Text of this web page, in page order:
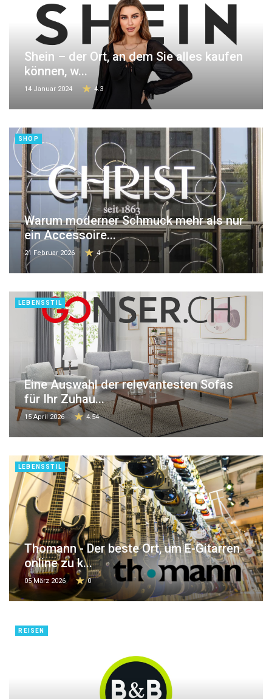
Shein – der Ort, an dem Sie alles kaufen
können, w...
14 Januar 2024 4.3
SHOP
Warum moderner Schmuck mehr als nur
ein Accessoire...
21 Februar 2026 4
LEBENSSTIL
Eine Auswahl der relevantesten Sofas
für Ihr Zuhau...
15 April 2026 4.54
LEBENSSTIL
Thomann - Der beste Ort, um E-Gitarren
online zu k...
05 März 2026 0
REISEN